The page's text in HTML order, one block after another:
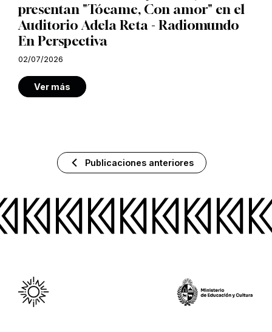
presentan "Tócame, Con amor" en el
Auditorio Adela Reta - Radiomundo
En Perspectiva
02/07/2026
Ver más
Publicaciones anteriores